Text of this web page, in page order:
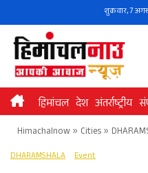
to
content
शुक्रवार, 7
हिमांचल देश अंतर्राष्ट्रीय
Himachalnow» Cities»
DHARAMSHALA Event